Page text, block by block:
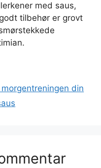
med saus,
tilbehør er grovt
din